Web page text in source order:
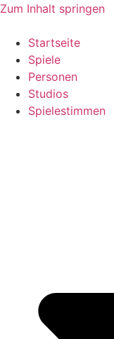
Zum Inhalt springen
Startseite
Spiele
Personen
Studios
Spielestimmen